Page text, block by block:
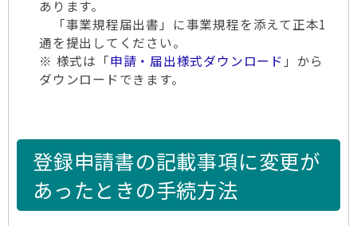
あります。
「事業規程届出書」に事業規程を添えて正本1
通を提出してください。
※ 様式は「申請・届出様式ダウンロード 」から
ダウンロードできます。
登録申請書の記載事項に変更が
あったときの手続方法